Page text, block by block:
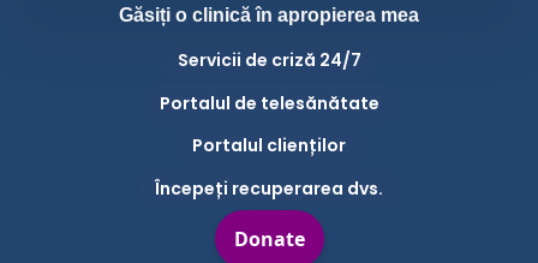
Găsiți o clinică în apropierea mea
Servicii de criză 24/7
Portalul de telesănătate
Portalul clienților
Începeți recuperarea dvs.